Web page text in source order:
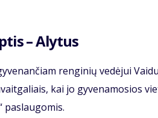
– Aly­tus
ren­gi­nių ve­dė­jui
kai jo gy­ve­na­mo­sios
pa­slau­go­mis.